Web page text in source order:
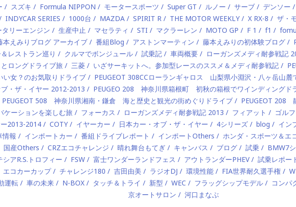
スズキ Formula NIPPON モータースポーツ Super GT ルノー サーブ デンソー
INDYCAR SERIES 1000台 MAZDA SPIRIT R THE MOTOR WEEKLY X RX-8 ザ・
タリーエンジン 生産中止 マセラティ STI マクラーレン MOTO GP F 1 f1
本えみりブログ アーカイブ 番組Blog アストンマーティン 藤本えみりの初体験ブログ
レストラン巡り
クルマでボンジュール 試乗記 車両概要 ローガンズメディ耐参戦記
ロングドライブ旅
三菱 いざサーキットへ。参加型レースのススメ＆メディ耐参戦記
女？のお気取りドライブ
PEUGEOT 308CCローランギャロス 山梨県小淵沢・八ヶ岳山麓
・ザ・イヤー 2012-2013
PEUGEO 208 神奈川県箱根町 初秋の箱根でワインディングド
PEUGEOT 508 神奈川県湘南・鎌倉 海と歴史と観光の街めぐりドライブ
PEUGEOT 208
ケーションを楽しむ旅
フォーカス ローガンズメディ耐参戦記 2013 フィアット ゴルフ
2013-2014
COTY イヤーカー 日本カー・オブ・ザ・イヤー 4シリーズ blog イン
情報 インポートカー 番組ドライブレポート インポートOthers ホンダ・スポーツ＆エ
国産Others CRZエコチャレンジ 晴れ舞台もてぎ キャンバス ブログ 試乗 BMW7
シアR.S.トロフィー FSW 富士ワンダーランドフェス アウトランダーPHEV 試乗レポー
エコカーカップ チャレンジ180 吉田由美 ラジオDJ 環境性能 FIA世界耐久選手権
運転 車の未来 N-BOX タッチ＆トライ 新型 WEC フラッグシップモデル コンパ
京オートサロン
河口まなぶ